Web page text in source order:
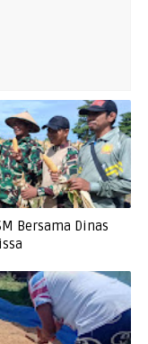
Bersama Dinas